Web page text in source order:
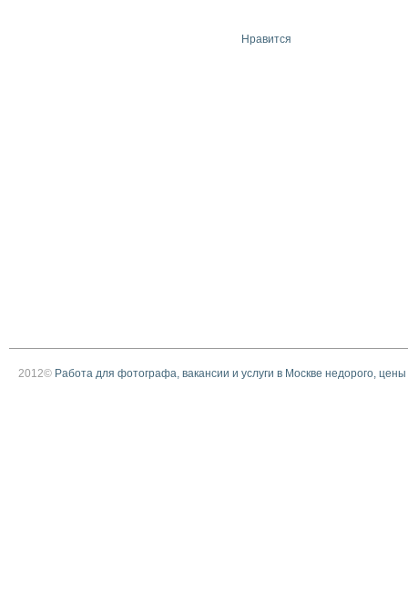
Нравится
2012© Работа для фотографа, вакансии и услуги в Москве недорого, цены